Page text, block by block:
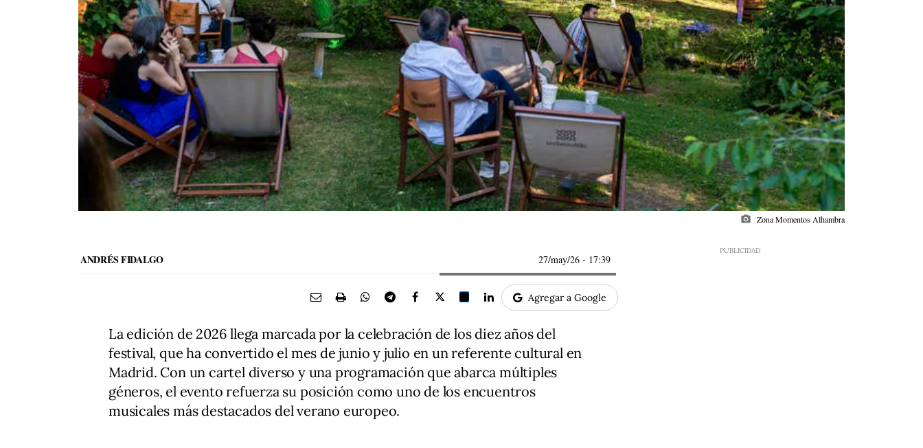
photo_camera Zona Momentos Alhambra
ANDRÉS FIDALGO 27/may/26 - 17:39
Agregar a Google
La edición de 2026 llega marcada por la celebración de los diez años del
festival, que ha convertido el mes de junio y julio en un referente cultural en
Madrid. Con un cartel diverso y una programación que abarca múltiples
géneros, el evento refuerza su posición como uno de los encuentros
musicales más destacados del verano europeo.